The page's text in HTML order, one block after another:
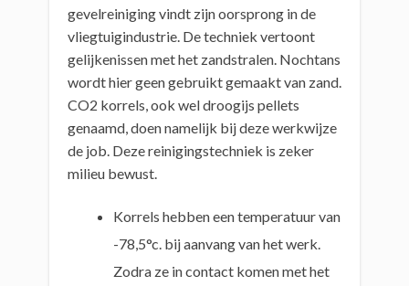
gevelreiniging vindt zijn oorsprong in de
vliegtuigindustrie. De techniek vertoont
gelijkenissen met het zandstralen. Nochtans
wordt hier geen gebruikt gemaakt van zand.
CO2 korrels, ook wel droogijs pellets
genaamd, doen namelijk bij deze werkwijze
de job. Deze reinigingstechniek is zeker
milieu bewust.
Korrels hebben een temperatuur van
-78,5°c. bij aanvang van het werk.
Zodra ze in contact komen met het